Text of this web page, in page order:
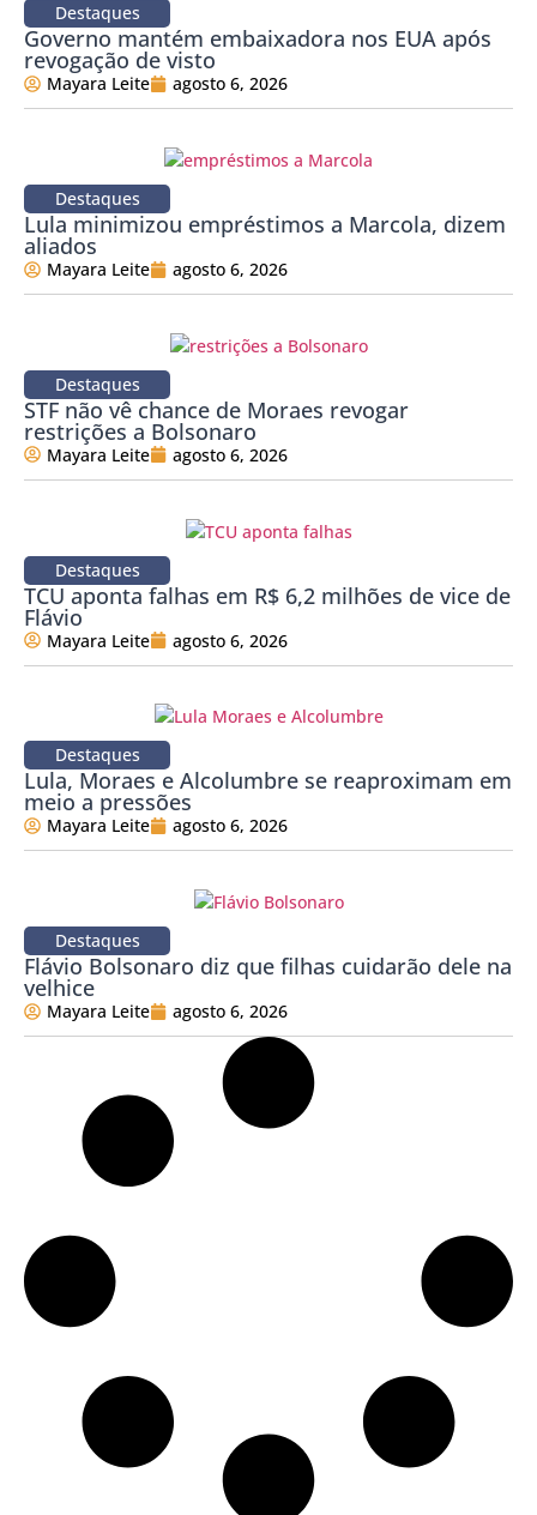
Destaques
Governo mantém embaixadora nos EUA após
revogação de visto
Mayara Leite agosto 6, 2026
Destaques
Lula minimizou empréstimos a Marcola, dizem
aliados
Mayara Leite agosto 6, 2026
Destaques
STF não vê chance de Moraes revogar
restrições a Bolsonaro
Mayara Leite agosto 6, 2026
Destaques
TCU aponta falhas em R$ 6,2 milhões de vice de
Flávio
Mayara Leite agosto 6, 2026
Destaques
Lula, Moraes e Alcolumbre se reaproximam em
meio a pressões
Mayara Leite agosto 6, 2026
Destaques
Flávio Bolsonaro diz que filhas cuidarão dele na
velhice
Mayara Leite agosto 6, 2026